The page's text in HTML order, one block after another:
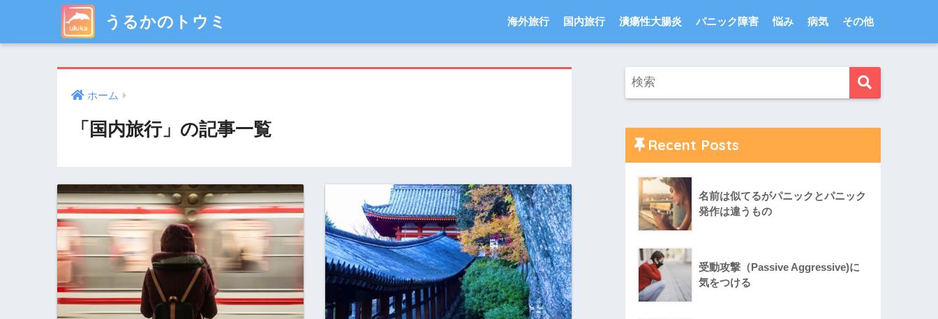
うるかのトウミ 海外旅行 国内旅行 潰瘍性大腸炎 パニック障害 悩み 病気 その他
ホーム
「国内旅行」の記事一覧
Recent Posts
名前は似てるがパニックとパニック
発作は違うもの
受動攻撃（Passive Aggressive)に
気をつける